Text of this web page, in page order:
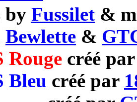
by Fussilet &
Bewlette &
Rouge créé
Bleu créé par